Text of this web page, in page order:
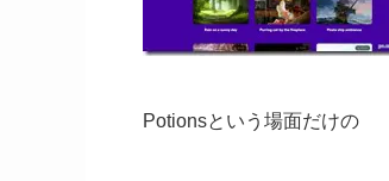
Potionsという場面だけの